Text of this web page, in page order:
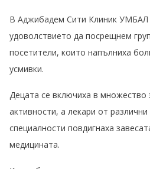
В Аджибадем Сити Клиник
удоволствието да посрещнем
посетители, които напълниха
усмивки.
Децата се включиха в множество
активности, а лекари от
специалности повдигнаха
медицината.